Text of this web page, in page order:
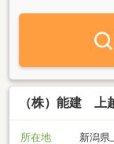
ストニュータウン
事業■不動産仲介業
（株）能建 上
所在地
新潟県